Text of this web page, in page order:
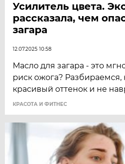
Усилитель цвета.
рассказала, чем
загара
12.07.2025 10:58
Масло для загара - это
риск ожога? Разбираемся,
красивый оттенок и не
КРАСОТА И ФИТНЕС